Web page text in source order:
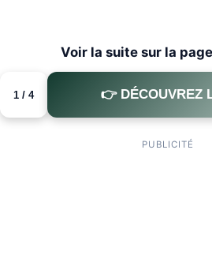
Voir la suite sur la
1 / 4 👉 DÉCOUVREZ
PUBLICITÉ